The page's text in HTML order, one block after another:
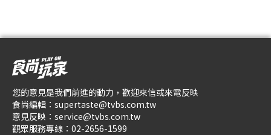
您的意見是我們前進的動力，歡迎來信或來電反映
食尚編輯： supertaste@tvbs.com.tw
意見反映： service@tvbs.com.tw
觀眾服務專線： 02-2656-1599